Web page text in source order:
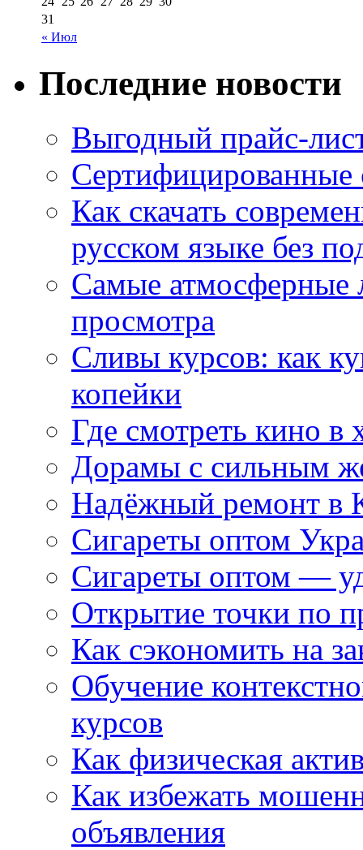
« Июл
31
Последние новости
Выгодный прайс-
Как скачать
русском языке без
Самые атмосферные
просмотра
Сливы курсов: как
копейки
Где смотреть кино в
Дорамы с сильным
Надёжный ремонт в
Сигареты оптом
Сигареты оптом —
Открытие точки по
Как сэкономить на
Обучение
курсов
Как физическая
Как избежать
объявления